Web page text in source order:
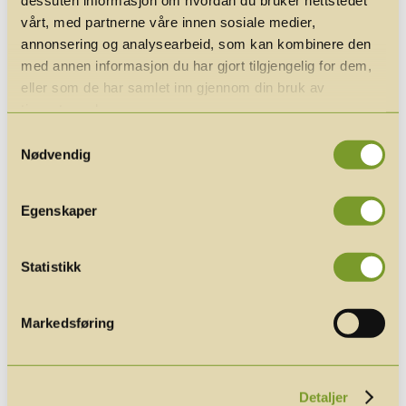
vårt, med partnerne våre innen sosiale medier,
annonsering og analysearbeid, som kan kombinere den
med annen informasjon du har gjort tilgjengelig for dem,
eller som de har samlet inn gjennom din bruk av
Nødvendig
Egenskaper
Statistikk
Markedsføring
Detaljer
Hva betyr det for
kommunene
behovet for virkemidler i kommuner med
viktigheten av legitimitet og løpende
transparent, målrettet og etterprøvbar
En balansert tilnærming
Vi mener denne balanserte retningen er